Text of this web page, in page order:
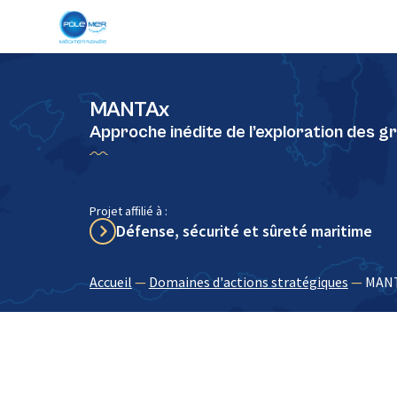
MANTAx
Approche inédite de l’exploration des
Projet affilié à :
Défense, sécurité et sûreté maritime
Accueil — Domaines d'actions stratégiques —
Panneau de gestion des cookies